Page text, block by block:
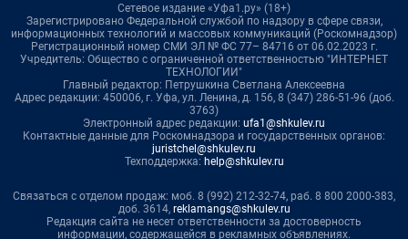
Сетевое издание «Уфа1.ру» (18+)
Зарегистрировано Федеральной службой по надзору в сфере связи,
информационных технологий и массовых коммуникаций (Роскомнадзор)
Регистрационный номер СМИ ЭЛ № ФС 77– 84716 от 06.02.2023 г.
Учредитель: Общество с ограниченной ответственностью "ИНТЕРНЕТ
ТЕХНОЛОГИИ"
Главный редактор: Петрушкина Светлана Алексеевна
Адрес редакции: 450006, г. Уфа, ул. Ленина, д. 156, 8 (347) 286-51-96 (доб.
3763)
Электронный адрес редакции: ufa1@shkulev.ru
Контактные данные для Роскомнадзора и государственных органов:
juristchel@shkulev.ru
Техподдержка: help@shkulev.ru
Связаться с отделом продаж: моб. 8 (992) 212-32-74, раб. 8 800 2000-383,
доб. 3614, reklamangs@shkulev.ru
Редакция сайта не несет ответственности за достоверность
информации, содержащейся в рекламных объявлениях.